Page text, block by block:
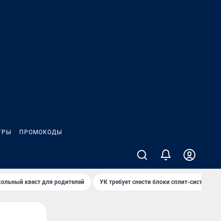
ПРОМОКОДЫ
квест для родителей УК требует снести блоки сплит-систем